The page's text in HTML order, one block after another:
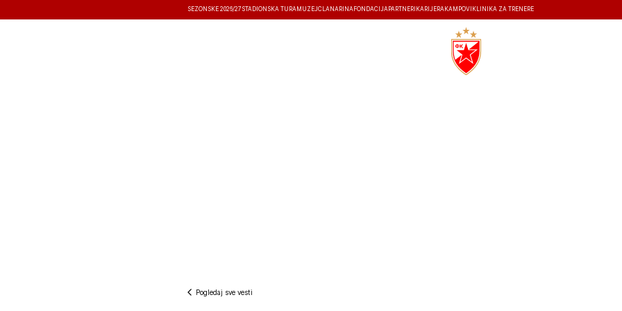
SEZONSKE 2026/27 STADIONSKA TURA MUZEJČLANARINA FONDACIJA PARTNERI KARIJERA KAMPOVI KLINIKA ZA TRENERE
Pogledaj sve vesti